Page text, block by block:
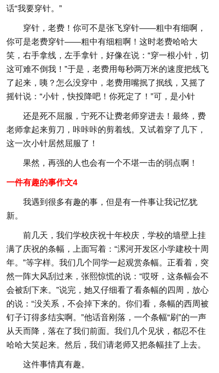
话“我要穿针。”
穿针，老费！你可不是张飞穿针——粗中有细啊，
你可是老费穿针——粗中有细粗啊！这时老费哈哈大
笑，右手拿线，左手拿针，好像在说：“穿一根小针，切
这可难不倒我！”于是，老费用每秒两万米的速度把线飞
了起来，咦？怎么没穿中，老费用嘴抿了抿线，又摇了
摇针说：“小针，快投降吧！你死定了！”可，是小针
还是死不屈服，宁死不让费老师穿进去！最终，费
老师拿起来剪刀，咔咔咔的剪着线。又试着穿了几下，
这一次小针居然屈服了！
果然，再强的人也会有一个不堪一击的弱点啊！
一件有趣的事作文4
我遇到很多有趣的事，但是有一件事让我记忆犹
新。
前几天，我们学校庆祝十年校庆，学校的墙壁上挂
满了庆祝的条幅，上面写着：“漯河开发区小学建校十周
年。”等字样。我们几个同学一起观赏条幅。正看着，突
然一阵大风刮过来，张熙惊慌的说：“哎呀，这条幅会不
会被刮下来。”说完，她又仔细看了看条幅的四周，放心
的说：“没关系，不会掉下来的。你们看，条幅的西周被
钉子订得多结实啊。”他话音刚落，一个条幅“刷”的一声
从天而降，落在了我们前面。我们几个见状，都忍不住
哈哈大笑起来。然后，我们请老师又把条幅挂了上去。
这件事情真有趣。